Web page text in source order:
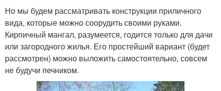
Но мы будем рассматривать конструкции приличного
вида, которые можно соорудить своими руками.
Кирпичный мангал, разумеется, годится только для дачи
или загородного жилья. Его простейший вариант (будет
рассмотрен) можно выложить самостоятельно, совсем
не будучи печником.